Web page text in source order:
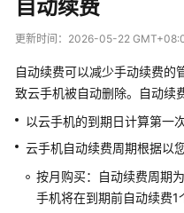
最
新
态
品
介
绍
自动续费
更新时间： 2026-05-22
自动续费可以减少手动续费的
致云手机被自动删除。自动续
以云手机的到期日计算第一
云手机自动续费周期根据以
按月购买：自动续费周期
手机将在到期前自动续费1